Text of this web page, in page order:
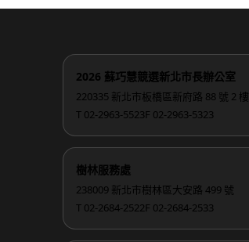
2026 蘇巧慧競選新北市長辦公室
220335 新北市板橋區新府路 88 號 2 樓
T 02-2963-5523F 02-2963-5323
樹林服務處
238009 新北市樹林區大安路 499 號
T 02-2684-2522F 02-2684-2533